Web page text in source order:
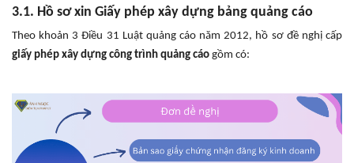
3.1. Hồ sơ xin Giấy phép xây dựng bảng quảng cáo
Theo khoản 3 Điều 31 Luật quảng cáo năm 2012, hồ sơ đề nghị cấp
giấy phép xây dựng công trình quảng cáo gồm có: